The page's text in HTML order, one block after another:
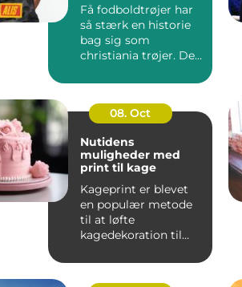
Få fodboldtrøjer har
så stærk en historie
bag sig som
christiania trøjer. De
far...
08. Oct
Nutidens
muligheder med
print til kage
Kageprint er blevet
en populær metode
til at løfte
kagedekoration til